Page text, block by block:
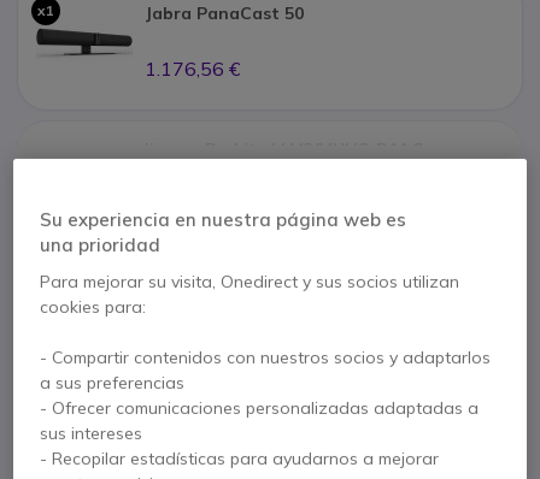
x1 Jabra PanaCast 50
1.176,56 €
501,44 €
255,06 €
x1
Paga en 3 pagos de
Jabra PanaCast 50
Solución de videoconferencia todo en uno Plug & Play
Ideal para salas de hasta 10 personas
iiyama ProLite LH4364UHS-B1AG
Su experiencia en nuestra página web es
una prioridad
Para mejorar su visita, Onedirect y sus socios utilizan
cookies para:
- Compartir contenidos con nuestros socios y adaptarlos
a sus preferencias
- Ofrecer comunicaciones personalizadas adaptadas a
sus intereses
- Recopilar estadísticas para ayudarnos a mejorar